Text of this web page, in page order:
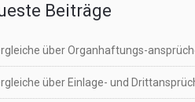
Beiträge
über Organhaftungs-
über Einlage- und